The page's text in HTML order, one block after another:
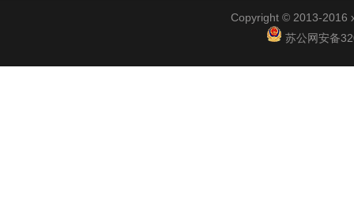
Copyright © 2013-2016
苏公网安备